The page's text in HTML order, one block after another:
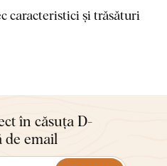
caracteristici și trăsături
în căsuța D-
de email